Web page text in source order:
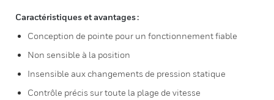
Caractéristiques et avantages :
Conception de pointe pour un fonctionnement fiable
Non sensible à la position
Insensible aux changements de pression statique
Contrôle précis sur toute la plage de vitesse